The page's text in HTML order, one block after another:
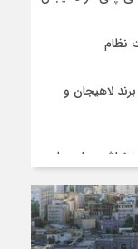
نظام
لاهیجان و
برای چای
آرام گرفت